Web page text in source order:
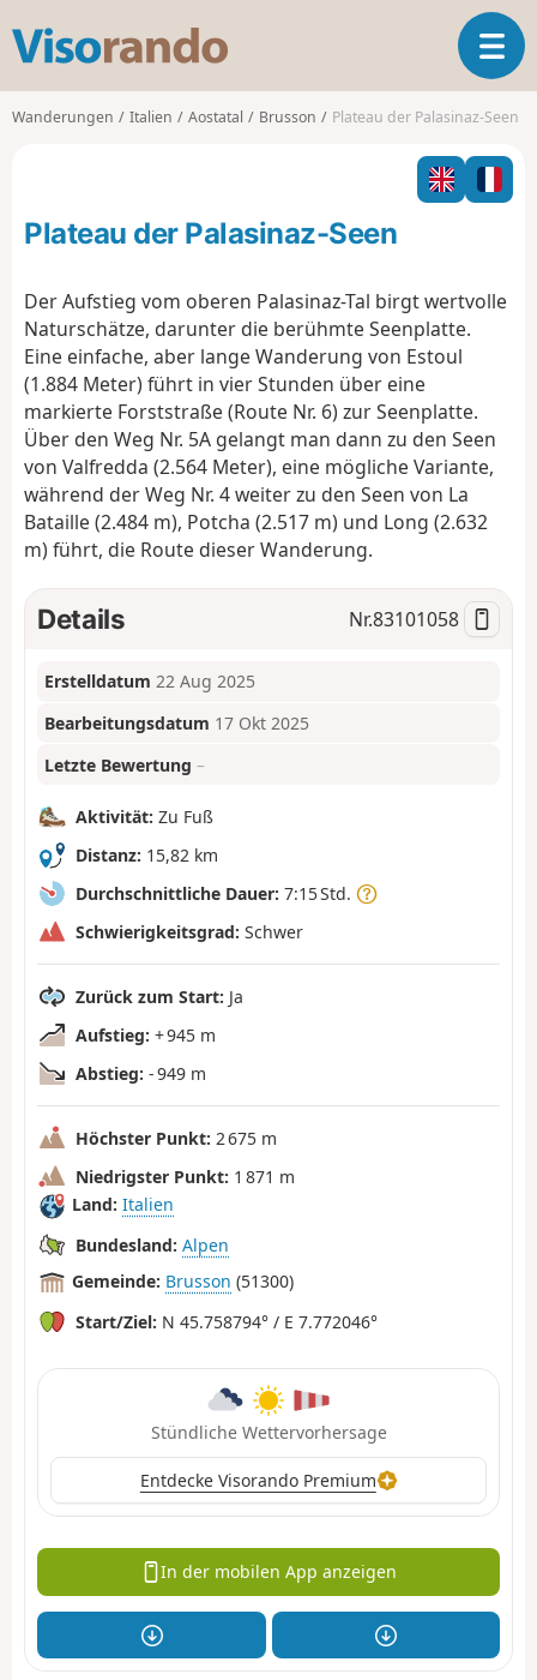
s
o
o
T
o
g
l
n
g
n
Wanderungen Italien Aostatal Brusson Plateau der Palasinaz-Seen
Plateau der Palasinaz-Seen
Der Aufstieg vom oberen Palasinaz-Tal birgt wertvolle
Naturschätze, darunter die berühmte Seenplatte.
Eine einfache, aber lange Wanderung von Estoul
(1.884 Meter) führt in vier Stunden über eine
markierte Forststraße (Route Nr. 6) zur Seenplatte.
Über den Weg Nr. 5A gelangt man dann zu den Seen
von Valfredda (2.564 Meter), eine mögliche Variante,
während der Weg Nr. 4 weiter zu den Seen von La
Bataille (2.484 m), Potcha (2.517 m) und Long (2.632
m) führt, die Route dieser Wanderung.
Details Nr.83101058
Erstelldatum 22 Aug 2025
Bearbeitungsdatum 17 Okt 2025
Letzte Bewertung –
Aktivität: Zu Fuß
Distanz: 15,82 km
Durchschnittliche Dauer: 7:15 Std.
Schwierigkeitsgrad: Schwer
Zurück zum Start: Ja
Aufstieg: + 945 m
Abstieg: - 949 m
Höchster Punkt: 2 675 m
Niedrigster Punkt: 1 871 m
Land: Italien
Bundesland: Alpen
Gemeinde: Brusson (51300)
Start/Ziel: N 45.758794° / E 7.772046°
Stündliche Wettervorhersage
Entdecke Visorando Premium
In der mobilen App anzeigen